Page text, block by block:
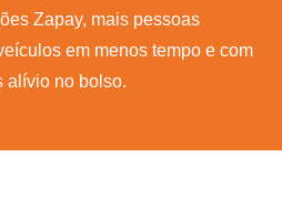
Zapay, mais pessoas
em menos tempo e com
alívio no bolso.